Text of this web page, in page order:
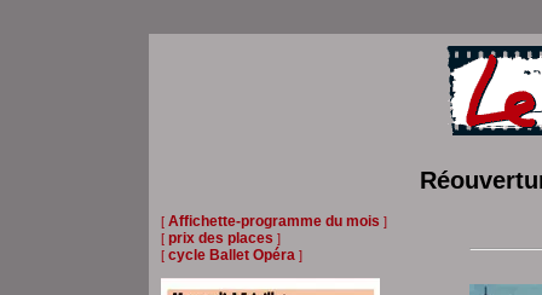
[ Affichette-programme du mois ]
[ prix des places ]
[ cycle Ballet Opéra ]